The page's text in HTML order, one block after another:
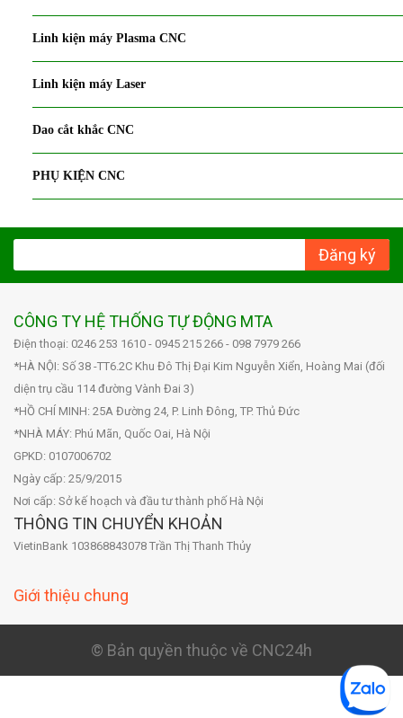
Linh kiện máy Plasma CNC
Linh kiện máy Laser
Dao cắt khắc CNC
PHỤ KIỆN CNC
Đăng ký
CÔNG TY HỆ THỐNG TỰ ĐỘNG MTA
Điện thoại: 0246 253 1610 - 0945 215 266 - 098 7979 266
*HÀ NỘI: Số 38 -TT6.2C Khu Đô Thị Đại Kim Nguyễn Xiển, Hoàng Mai (đối
diện trụ cầu 114 đường Vành Đai 3)
*HỒ CHÍ MINH: 25A Đường 24, P. Linh Đông, TP. Thủ Đức
*NHÀ MÁY: Phú Mãn, Quốc Oai, Hà Nội
GPKD: 0107006702
Ngày cấp: 25/9/2015
Nơi cấp: Sở kế hoạch và đầu tư thành phố Hà Nội
THÔNG TIN CHUYỂN KHOẢN
VietinBank 103868843078 Trần Thị Thanh Thủy
Giới thiệu chung
© Bản quyền thuộc về CNC24h